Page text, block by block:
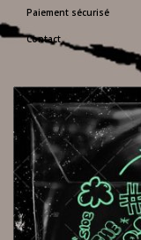
Paiement sécurisé
Contact